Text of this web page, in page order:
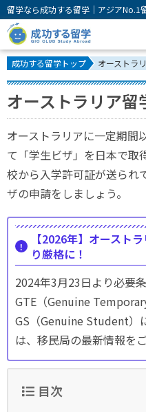
留学なら成功する留学｜アジアNo.1
成功する留学トップ オーストラ
オーストラリア留
オーストラリアに一定期間
て「学生ビザ」を日本で取
校から入学許可証が送られ
ザの申請をしましょう。
【2026年】オースト
り厳格に！
2024年3月23日より必要
GTE（Genuine
GS（Genuine Student）
は、移民局の最新情報を
目次